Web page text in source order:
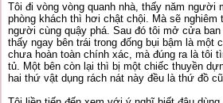
Tôi đi vòng vòng quanh nhà, thấy năm người
phòng khách thì hơi chật chội. Mà sẽ nghiêm
người cùng quậy phá. Sau đó tôi mở cửa
thấy ngay bên trái trong đống bụi bậm là một
chưa hoàn toàn chính xác, mà đúng ra là tôi
tủ. Một bên còn lại thì bị một chiếc thuyền
hai thứ vật dụng rách nát này đều là thứ đồ